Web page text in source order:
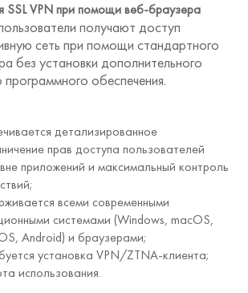
SSL VPN при помощи веб-браузера
получают доступ
сеть при помощи стандартного
без установки дополнительного
программного обеспечения.
детализированное
прав доступа пользователей
приложений и максимальный контроль
всеми современными
системами (Windows, macOS,
Android) и браузерами;
установка VPN/ZTNA-клиента;
использования.